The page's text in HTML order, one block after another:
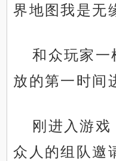
界地图我是无
和众玩家一
放的第一时间
刚进入游
众人的组队邀